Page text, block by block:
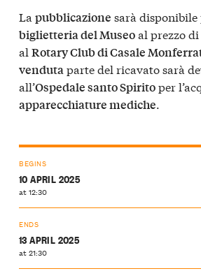
La pubblicazione sarà disponibile
biglietteria del Museoal prezzo di
al Rotary Club di Casale
vendutaparte del ricavato sarà
all’Ospedale santo Spiritoper
apparecchiature mediche.
BEGINS
10 APRIL 2025
at 12:30
ENDS
13 APRIL 2025
at 21:30